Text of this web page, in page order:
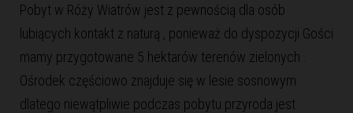
Pobyt w Róży Wiatrów jest z pewnością dla osób
lubiących kontakt z naturą , ponieważ do dyspozycji Gości
mamy przygotowane 5 hektarów terenów zielonych .
Ośrodek częściowo znajduje się w lesie sosnowym
dlatego niewątpliwie podczas pobytu przyroda jest